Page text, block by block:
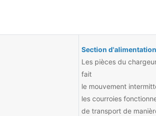
Section
Les pièces du
fait
le mouvement
les courroies
de transport de